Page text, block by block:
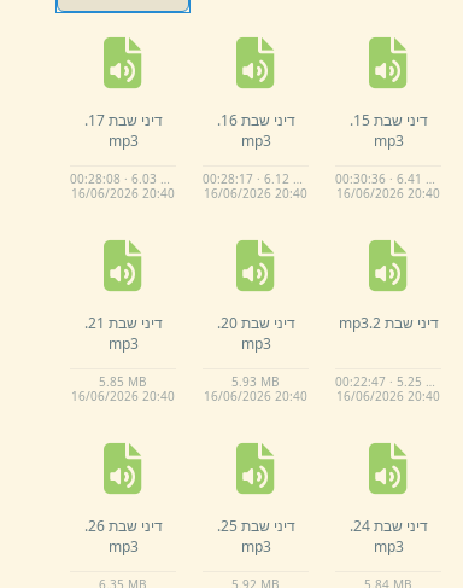
דיני שבת 15.
mp3
00:30:36 · 6.41 MB
16/06/2026 20:40
דיני שבת 16.
mp3
00:28:17 · 6.12 MB
16/06/2026 20:40
דיני שבת 17.
mp3
00:28:08 · 6.03 MB
16/06/2026 20:40
דיני שבת 2. mp3
00:22:47 · 5.25 MB
16/06/2026 20:40
דיני שבת 20.
mp3
5.93 MB
16/06/2026 20:40
דיני שבת 21.
mp3
5.85 MB
16/06/2026 20:40
דיני שבת 24.
mp3
5. 84 MB
דיני שבת 25.
mp3
5. 92 MB
דיני שבת 26.
mp3
6. 35 MB